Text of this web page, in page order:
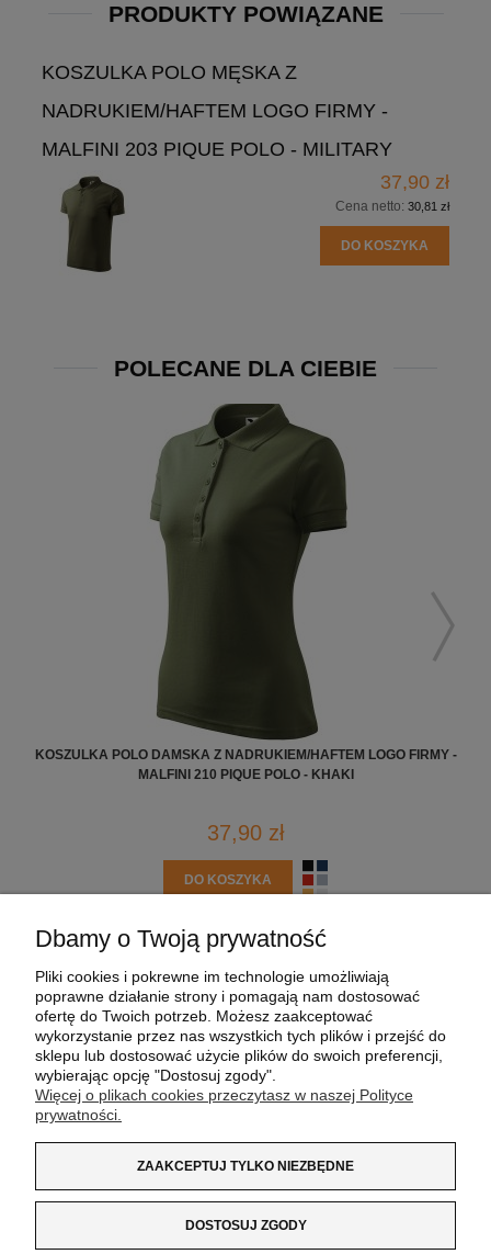
PRODUKTY POWIĄZANE
KOSZULKA POLO MĘSKA Z
NADRUKIEM/HAFTEM LOGO FIRMY -
MALFINI 203 PIQUE POLO - MILITARY
37,90 zł
Cena netto: 30,81 zł
DO KOSZYKA
POLECANE DLA CIEBIE
KOSZULKA POLO DAMSKA Z NADRUKIEM/HAFTEM LOGO FIRMY -
MALFINI 210 PIQUE POLO - KHAKI
37,90 zł
DO KOSZYKA
MOJE KONTO
PŁATNOŚCI I DOSTAWA
O NAS
Dbamy o Twoją prywatność
Pliki cookies i pokrewne im technologie umożliwiają
poprawne działanie strony i pomagają nam dostosować
ofertę do Twoich potrzeb. Możesz zaakceptować
wykorzystanie przez nas wszystkich tych plików i przejść do
sklepu lub dostosować użycie plików do swoich preferencji,
wybierając opcję "Dostosuj zgody".
Więcej o plikach cookies przeczytasz w naszej Polityce
prywatności.
ZAAKCEPTUJ TYLKO NIEZBĘDNE
DOSTOSUJ ZGODY